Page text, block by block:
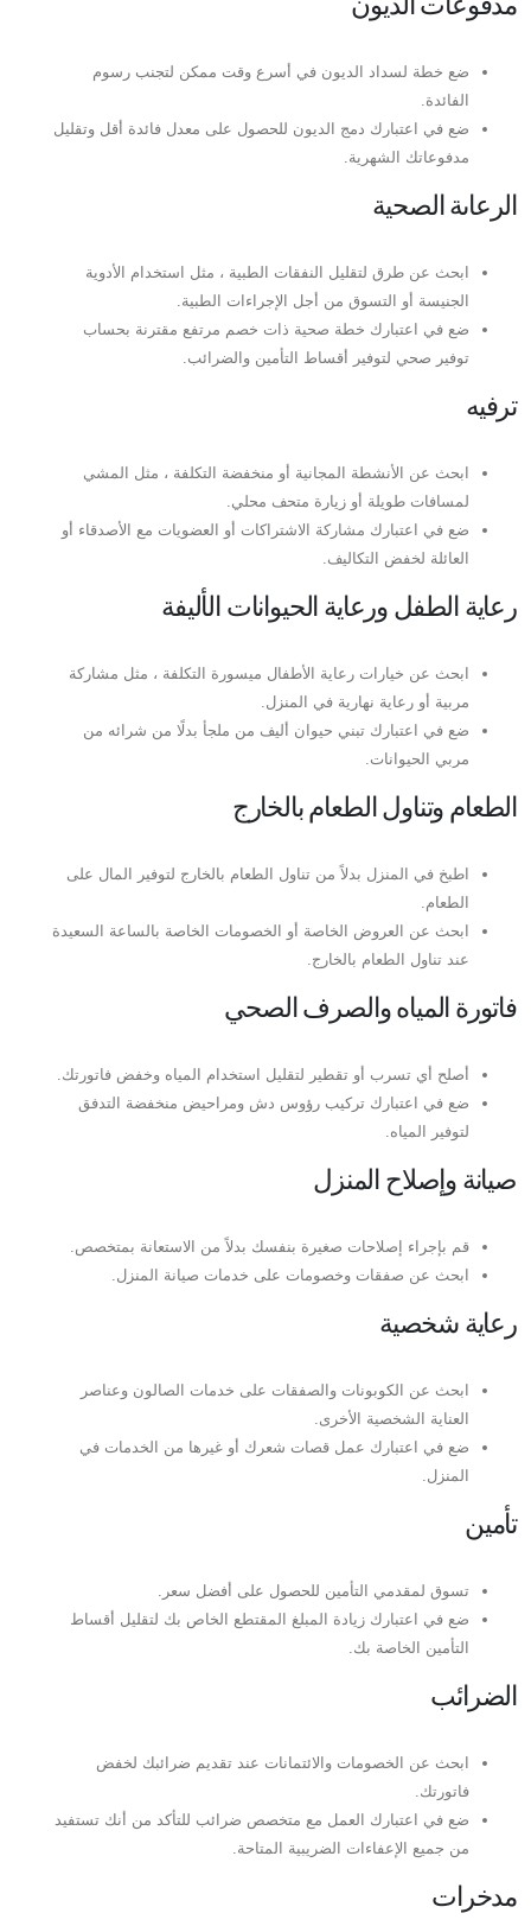
ضع خطة لسداد الديون في أسرع وقت ممكن لتجنب رسوم
الفائدة.
ضع في اعتبارك دمج الديون للحصول على معدل فائدة أقل وتقليل
مدفوعاتك الشهرية.
الرعاىة الصحية
ابحث عن طرق لتقليل النفقات الطبية ، مثل استخدام الأدوية
الجنيسة أو التسوق من أجل الإجراءات الطبية.
ضع في اعتبارك خطة صحية ذات خصم مرتفع مقترنة بحساب
توفير صحي لتوفير أقساط التأمين والضرائب.
ترفيه
ابحث عن الأنشطة المجانية أو منخفضة التكلفة ، مثل المشي
لمسافات طويلة أو زيارة متحف محلي.
ضع في اعتبارك مشاركة الاشتراكات أو العضويات مع الأصدقاء أو
العائلة لخفض التكاليف.
رعاية الطفل ورعاية الحيوانات الأليفة
ابحث عن خيارات رعاية الأطفال ميسورة التكلفة ، مثل مشاركة
مربية أو رعاية نهارية في المنزل.
ضع في اعتبارك تبني حيوان أليف من ملجأ بدلًا من شرائه من
مربي الحيوانات.
الطعام وتناول الطعام بالخارج
اطبخ في المنزل بدلاً من تناول الطعام بالخارج لتوفير المال على
الطعام.
ابحث عن العروض الخاصة أو الخصومات الخاصة بالساعة السعيدة
عند تناول الطعام بالخارج.
فاتورة المياه والصرف الصحي
أصلح أي تسرب أو تقطير لتقليل استخدام المياه وخفض فاتورتك.
ضع في اعتبارك تركيب رؤوس دش ومراحيض منخفضة التدفق
لتوفير المياه.
صيانة وإصلاح المنزل
قم بإجراء إصلاحات صغيرة بنفسك بدلاً من الاستعانة بمتخصص.
ابحث عن صفقات وخصومات على خدمات صيانة المنزل.
رعاية شخصية
ابحث عن الكوبونات والصفقات على خدمات الصالون وعناصر
العناية الشخصية الأخرى.
ضع في اعتبارك عمل قصات شعرك أو غيرها من الخدمات في
المنزل.
تأمين
تسوق لمقدمي التأمين للحصول على أفضل سعر.
ضع في اعتبارك زيادة المبلغ المقتطع الخاص بك لتقليل أقساط
التأمين الخاصة بك.
الضرائب
ابحث عن الخصومات والائتمانات عند تقديم ضرائبك لخفض
فاتورتك.
ضع في اعتبارك العمل مع متخصص ضرائب للتأكد من أنك تستفيد
من جميع الإعفاءات الضريبية المتاحة.
مدخرات